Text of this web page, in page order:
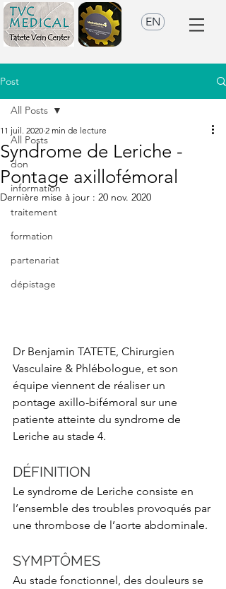
EN
Post
All Posts
don
information
traitement
formation
partenariat
dépistage
All Posts
Syndrome de Leriche -
Pontage axillofémoral
11 juil. 2020 2 min de lecture
Dernière mise à jour : 20 nov. 2020
Dr Benjamin TATETE, Chirurgien
Vasculaire & Phlébologue, et son
équipe viennent de réaliser un
pontage axillo-bifémoral sur une
patiente atteinte du syndrome de
Leriche au stade 4.
DÉFINITION
Le syndrome de Leriche consiste en
l’ensemble des troubles provoqués par
une thrombose de l’aorte abdominale.
SYMPTÔMES
Au stade fonctionnel, des douleurs se